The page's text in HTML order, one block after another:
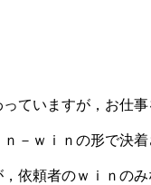
ていますが，お仕
－ｗｉｎの形で決
依頼者のｗｉｎの